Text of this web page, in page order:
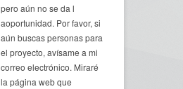
pero aún no se da l
aoportunidad. Por favor, si
aún buscas personas para
el proyecto, avísame a mi
correo electrónico. Miraré
la página web que